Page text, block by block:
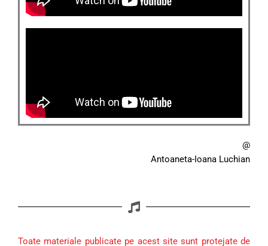
@
Antoaneta-Ioana Luchian
Toate materiale publicate pe acest site sunt protejate de